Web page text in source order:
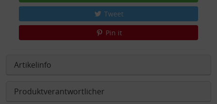
Tweet
Pin it
Artikelinfo
Produktverantwortlicher